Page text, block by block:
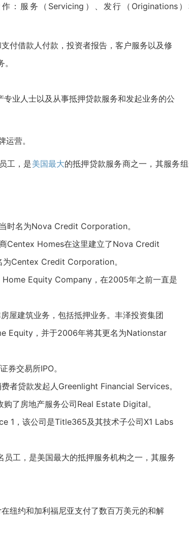
：服务（Servicing）、发行（Originations
付借款人付款，投资者报告，客户服务以及修
业人士以及从事抵押贷款服务和发起业务的公
营。
工，是美国最大的抵押贷款服务商之一，其服务
时名为Nova Credit Corporation。
Centex Homes在这里建立了Nova Credit
Centex Credit Corporation。
Equity Company，在2005年之前一直是
屋建筑业务，包括抵押业务。丰泽投资集团
Equity，并于2006年将其更名为Nationstar
券交易所IPO。
者贷款发起人Greenlight Financial Services。
了房地产服务公司Real Estate Digital。
1，该公司是Title365及其技术子公司X1 Labs
工，是美国最大的抵押服务机构之一，其服务
纽约和加利福尼亚支付了数百万美元的和解